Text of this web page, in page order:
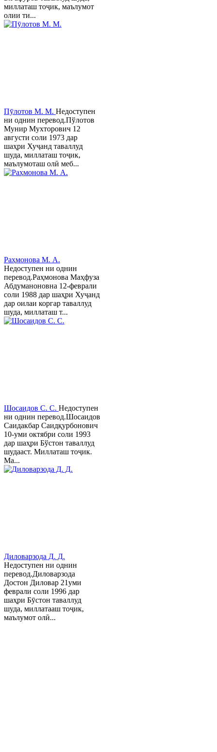
миллаташ тоҷик, маълумот
олии ти...
Пӯлотов М. М. Недоступен
ни однин перевод.Пўлотов
Мунир Мухторович 12
августи соли 1973 дар
шаҳри Хуҷанд таваллуд
шуда, миллаташ тоҷик,
маълумоташ олӣ меб...
Раҳмонова М. А.
Недоступен ни однин
перевод.Раҳмонова Маҳфуза
Абдуманоновна 12-феврали
соли 1988 дар шаҳри Хуҷанд
дар оилаи коргар таваллуд
шуда, миллаташ т...
Шосаидов С. С. Недоступен
ни однин перевод.Шосаидов
Саидакбар Саидқурбонович
10-уми октябри соли 1993
дар шаҳри Бўстон таваллуд
шудааст. Миллаташ тоҷик.
Ма...
Диловарзода Д. Д.
Недоступен ни однин
перевод.Диловарзода
Достон Диловар 21уми
феврали соли 1996 дар
шаҳри Бӯстон таваллуд
шуда, миллатааш тоҷик,
маълумот олӣ...